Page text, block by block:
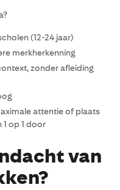
(12-24 jaar)
merkherkenning
zonder afleiding
attentie of plaats
op 1 door
van